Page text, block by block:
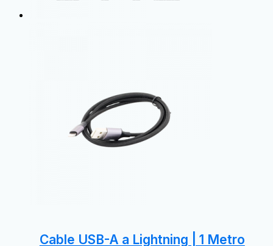
Cable USB-A a Lightning | 1 Metro